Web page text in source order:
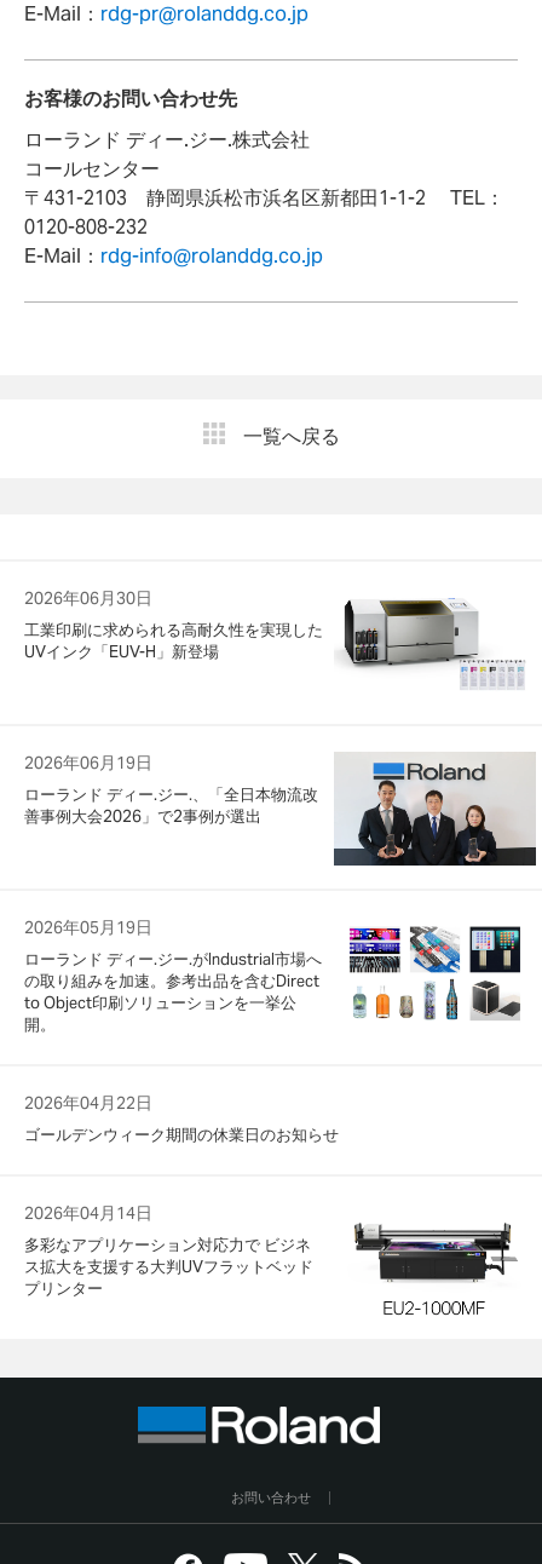
E-Mail： rdg-pr@rolanddg.co.jp
お客様のお問い合わせ先
ローランド ディー.ジー.株式会社
コールセンター
〒431-2103 静岡県浜松市浜名区新都田1-1-2 TEL：
0120-808-232
E-Mail： rdg-info@rolanddg.co.jp
一覧へ戻る
2026年06月30日
工業印刷に求められる高耐久性を実現した
UVインク「EUV-H」新登場
2026年06月19日
ローランド ディー.ジー.、「全日本物流改
善事例大会2026」で2事例が選出
2026年05月19日
ローランド ディー.ジー.がIndustrial市場へ
の取り組みを加速。参考出品を含むDirect
to Object印刷ソリューションを一挙公
開。
2026年04月22日
ゴールデンウィーク期間の休業日のお知らせ
2026年04月14日
多彩なアプリケーション対応力で ビジネ
ス拡大を支援する大判UVフラットベッド
プリンター
お問い合わせ